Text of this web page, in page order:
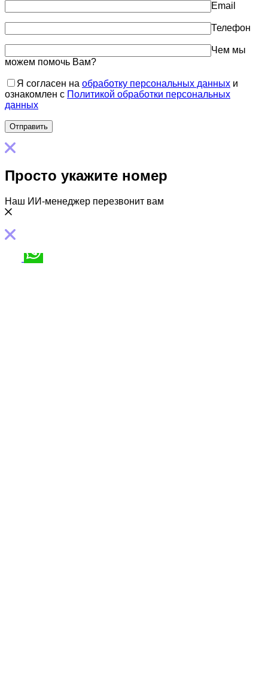
Email
Телефон
Чем мы
можем помочь Вам?
Я согласен на обработку персональных данных и
ознакомлен с Политикой обработки персональных
данных
Просто укажите номер
Наш ИИ-менеджер перезвонит вам